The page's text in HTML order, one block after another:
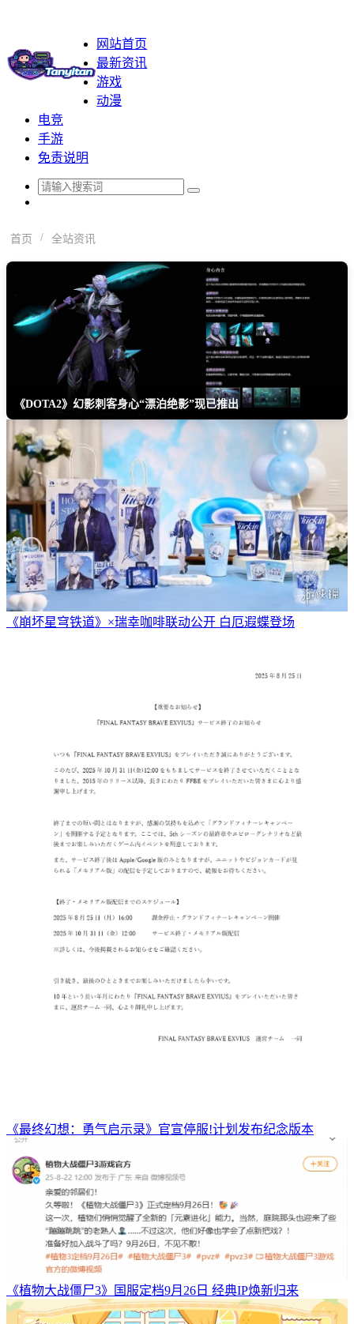
网站首页
最新资讯
游戏
动漫
电竞
手游
免责说明
智穹界亦恬情报局 - 游戏情报
首页 / 全站资讯
《DOTA2》幻影刺客身心“漂泊绝影”现已推出
《崩坏星穹铁道》×瑞幸咖啡联动公开 白厄遐蝶登场
《最终幻想：勇气启示录》官宣停服!计划发布纪念版本
《植物大战僵尸3》国服定档9月26日 经典IP焕新归来